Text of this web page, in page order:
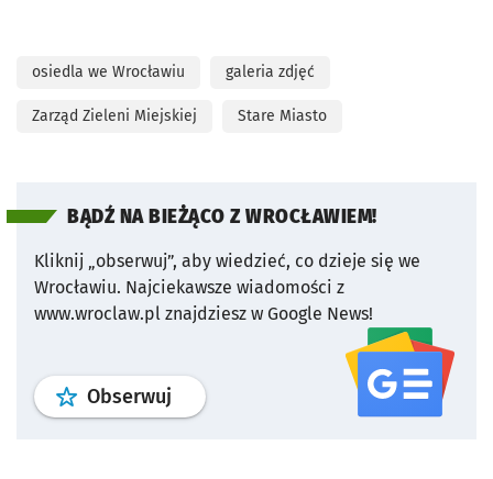
osiedla we Wrocławiu galeria zdjęć
Zarząd Zieleni Miejskiej Stare Miasto
BĄDŹ NA BIEŻĄCO Z WROCŁAWIEM!
Kliknij „obserwuj”, aby wiedzieć, co dzieje się we
Wrocławiu. Najciekawsze wiadomości z
www.wroclaw.pl znajdziesz w Google News!
Obserwuj profil serwisu